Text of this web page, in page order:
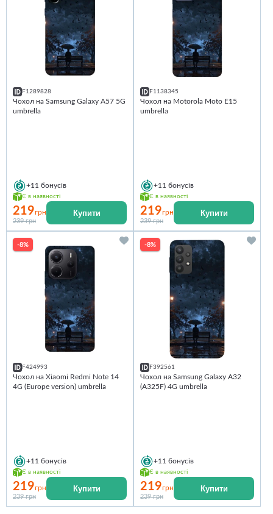
F1289828
Чохол на Samsung Galaxy A57 5G
umbrella
+11 бонусів
Є в наявності
219грн
239 грн
Купити
F1138345
Чохол на Motorola Moto E15
umbrella
+11 бонусів
Є в наявності
219грн
239 грн
Купити
-8%
F424993
Чохол на Xiaomi Redmi Note 14
4G (Europe version) umbrella
+11 бонусів
Є в наявності
219грн
239 грн
Купити
-8%
F392561
Чохол на Samsung Galaxy A32
(A325F) 4G umbrella
+11 бонусів
Є в наявності
219грн
239 грн
Купити